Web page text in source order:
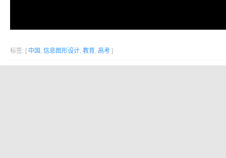
标签: [ 中国 , 信息图形设计, 教育, 高考 ]